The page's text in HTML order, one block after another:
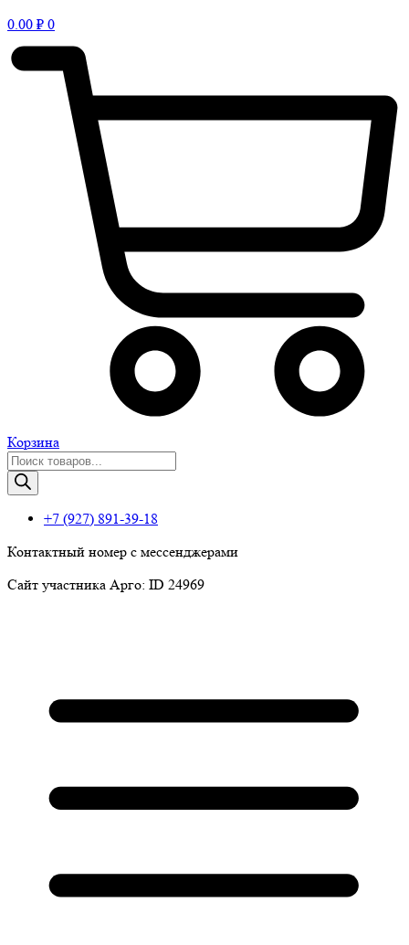
0.00 ₽ 0
Корзина
Поиск
товаров
+7 (927) 891-39-18
Контактный номер с мессенджерами
Сайт участника Арго: ID 24969